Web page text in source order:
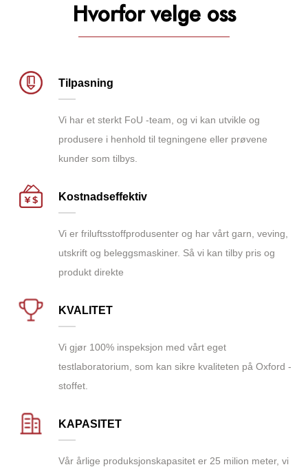
Hvorfor velge oss
Tilpasning
Vi har et sterkt FoU -team, og vi kan utvikle og
produsere i henhold til tegningene eller prøvene
kunder som tilbys.
Kostnadseffektiv
Vi er friluftsstoffprodusenter og har vårt garn, veving,
utskrift og beleggsmaskiner. Så vi kan tilby pris og
produkt direkte
KVALITET
Vi gjør 100% inspeksjon med vårt eget
testlaboratorium, som kan sikre kvaliteten på Oxford -
stoffet.
KAPASITET
Vår årlige produksjonskapasitet er 25 milion meter, vi